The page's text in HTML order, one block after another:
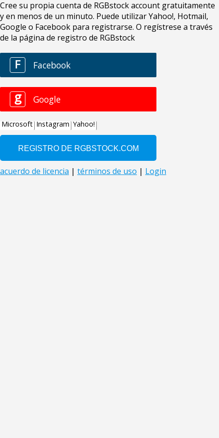
Cree su propia cuenta de RGBstock account gratuitamente
y en menos de un minuto. Puede utilizar Yahoo!, Hotmail,
Google o Facebook para registrarse. O regístrese a través
de la página de registro de RGBstock
F Facebook
g Google
Microsoft Instagram Yahoo!
acuerdo de licencia | términos de uso | Login